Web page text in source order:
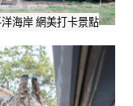
海岸 網美打卡景點